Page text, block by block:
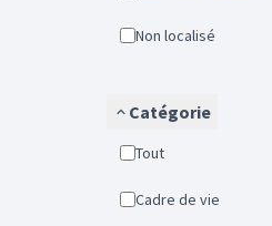
Non localisé
Catégorie
Tout
Cadre de vie